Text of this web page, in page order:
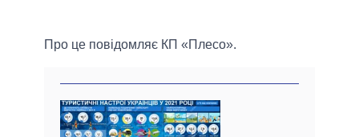
Про це повідомляє КП «Плесо».